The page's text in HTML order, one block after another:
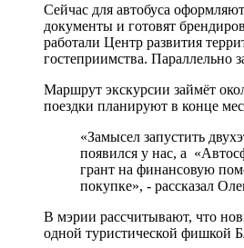
Сейчас для автобуса
документы и готовят
работали Центр развития
гостеприимства. Параллельно
Маршрут экскурсии займёт
поездки планируют в конце
«Замысел запустить
появился у нас, а
грант на финансовую
покупке», - рассказал
В мэрии рассчитывают, что
одной туристической фишкой